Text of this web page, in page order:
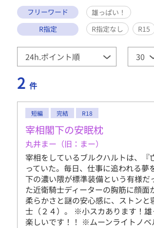
フリーワード
雄っぱい！
R指定
R指定なし R15
2 件
短編 完結 R18
宰相閣下の安眠枕
丸井まー（旧：まー）
宰相をしているブルクハルトは、
っていた。毎日、仕事に追われる
下の濃い隈が標準装備という有様
た近衛騎士ディーターの胸筋に顔
柔らかさと謎の安心感に、ストン
士（２４）。 ※小スカあります！
楽しいです！！ ※ムーンライトノベ